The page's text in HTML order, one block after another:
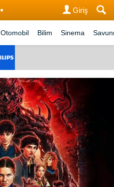
Giriş
Otomobil Bilim Sinema